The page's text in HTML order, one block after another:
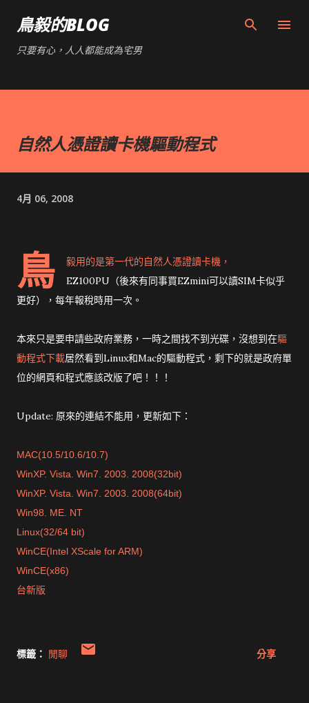
鳥毅的BLOG
只要有心，人人都能成為宅男
自然人憑證讀卡機驅動程式
4月 06, 2008
鳥
毅用的是第一代的自然人憑證讀卡機，
EZ100PU（後來有同事買EZmini可以讀SIM卡似乎
更好），每年報稅時用一次。
本來只是要申請些政府業務，一時之間找不到光碟，沒想到在驅
動程式下載居然看到Linux和Mac的驅動程式，剩下的就是政府單
位的網頁和程式應該改版了吧！！！
Update: 原來的連結不能用，更新如下：
MAC(10.5/10.6/10.7)
WinXP. Vista. Win7. 2003. 2008(32bit)
WinXP. Vista. Win7. 2003. 2008(64bit)
Win98. ME. NT
Linux(32/64 bit)
WinCE(Intel XScale for ARM)
WinCE(x86)
台新版
標籤： 閒聊 分享